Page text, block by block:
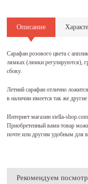
Описание
Сарафан розового цвета с
лямках (лямки регулируются),
сбоку.
Летний сарафан отлично
в наличии имеется так же другие
Интернет магазин stella-
Приобретенный вами товар
почте или другим удобным для
Рекомендуем